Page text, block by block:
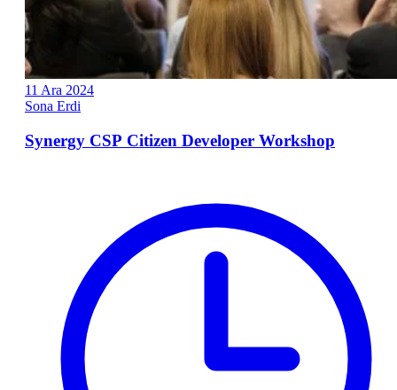
11 Ara 2024
Sona Erdi
Synergy CSP Citizen Developer Workshop